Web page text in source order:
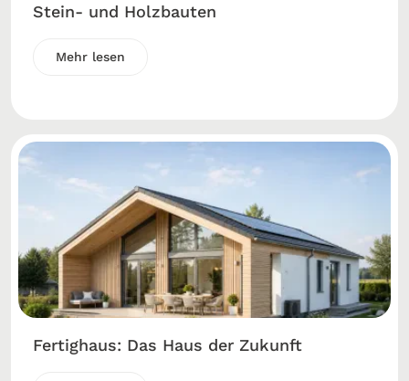
Stein- und Holzbauten
Mehr lesen
Fertighaus: Das Haus der Zukunft